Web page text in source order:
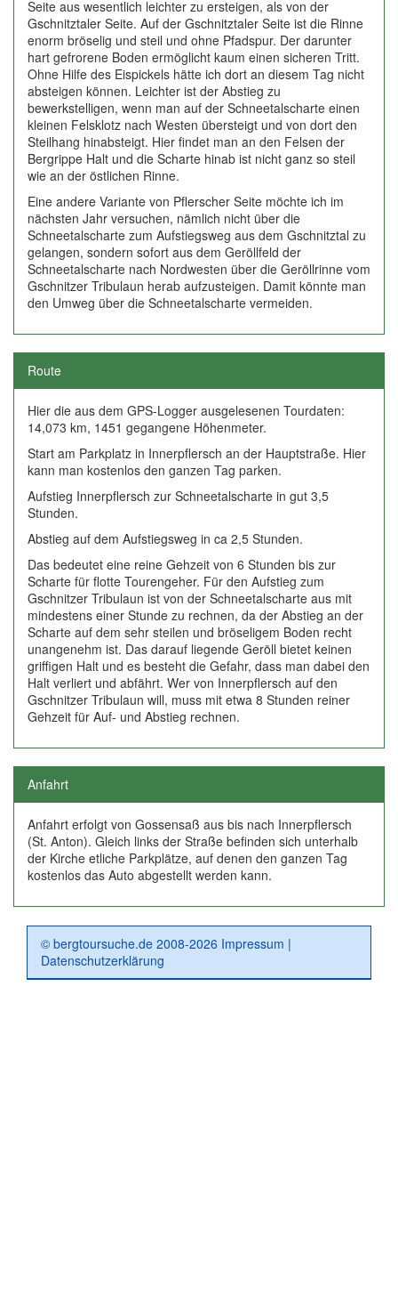
Seite aus wesentlich leichter zu ersteigen, als von der
Gschnitztaler Seite. Auf der Gschnitztaler Seite ist die Rinne
enorm bröselig und steil und ohne Pfadspur. Der darunter
hart gefrorene Boden ermöglicht kaum einen sicheren Tritt.
Ohne Hilfe des Eispickels hätte ich dort an diesem Tag nicht
absteigen können. Leichter ist der Abstieg zu
bewerkstelligen, wenn man auf der Schneetalscharte einen
kleinen Felsklotz nach Westen übersteigt und von dort den
Steilhang hinabsteigt. Hier findet man an den Felsen der
Bergrippe Halt und die Scharte hinab ist nicht ganz so steil
wie an der östlichen Rinne.
Eine andere Variante von Pflerscher Seite möchte ich im
nächsten Jahr versuchen, nämlich nicht über die
Schneetalscharte zum Aufstiegsweg aus dem Gschnitztal zu
gelangen, sondern sofort aus dem Geröllfeld der
Schneetalscharte nach Nordwesten über die Geröllrinne vom
Gschnitzer Tribulaun herab aufzusteigen. Damit könnte man
den Umweg über die Schneetalscharte vermeiden.
Route
Hier die aus dem GPS-Logger ausgelesenen Tourdaten:
14,073 km, 1451 gegangene Höhenmeter.
Start am Parkplatz in Innerpflersch an der Hauptstraße. Hier
kann man kostenlos den ganzen Tag parken.
Aufstieg Innerpflersch zur Schneetalscharte in gut 3,5
Stunden.
Abstieg auf dem Aufstiegsweg in ca 2,5 Stunden.
Das bedeutet eine reine Gehzeit von 6 Stunden bis zur
Scharte für flotte Tourengeher. Für den Aufstieg zum
Gschnitzer Tribulaun ist von der Schneetalscharte aus mit
mindestens einer Stunde zu rechnen, da der Abstieg an der
Scharte auf dem sehr steilen und bröseligem Boden recht
unangenehm ist. Das darauf liegende Geröll bietet keinen
griffigen Halt und es besteht die Gefahr, dass man dabei den
Halt verliert und abfährt. Wer von Innerpflersch auf den
Gschnitzer Tribulaun will, muss mit etwa 8 Stunden reiner
Gehzeit für Auf- und Abstieg rechnen.
Anfahrt
Anfahrt erfolgt von Gossensaß aus bis nach Innerpflersch
(St. Anton). Gleich links der Straße befinden sich unterhalb
der Kirche etliche Parkplätze, auf denen den ganzen Tag
kostenlos das Auto abgestellt werden kann.
© bergtoursuche.de 2008-2026 Impressum |
Datenschutzerklärung